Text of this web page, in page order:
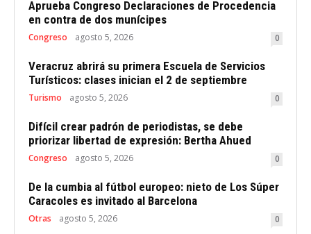
Aprueba Congreso Declaraciones de Procedencia
en contra de dos munícipes
Congreso agosto 5, 2026 0
Veracruz abrirá su primera Escuela de Servicios
Turísticos: clases inician el 2 de septiembre
Turismo agosto 5, 2026 0
Difícil crear padrón de periodistas, se debe
priorizar libertad de expresión: Bertha Ahued
Congreso agosto 5, 2026 0
De la cumbia al fútbol europeo: nieto de Los Súper
Caracoles es invitado al Barcelona
Otras agosto 5, 2026 0